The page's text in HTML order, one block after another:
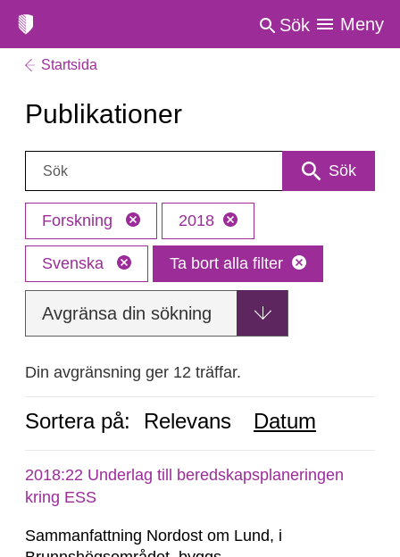
Sök Meny
Startsida
Publikationer
Sök: Sök
Forskning 2018
Svenska Ta bort alla filter
Avgränsa din sökning
Din avgränsning ger 12 träffar.
Sortera på: Relevans Datum
2018:22 Underlag till beredskapsplaneringen
kring ESS
Sammanfattning Nordost om Lund, i